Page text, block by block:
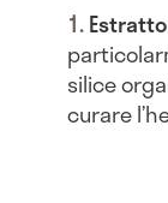
silice
curare